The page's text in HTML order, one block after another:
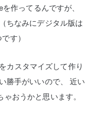
作ってるんですが、
（ちなみにデジタル版は
す）
カスタマイズして作り
勝手がいいので、
近い
おうかと思います。